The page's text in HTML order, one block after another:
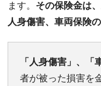
ます。 その保険金は
人身傷害、車両保険
「人身傷害」、「
者が被った損害を